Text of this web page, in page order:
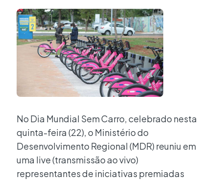
No Dia Mundial Sem Carro, celebrado nesta
quinta-feira (22), o Ministério do
Desenvolvimento Regional (MDR) reuniu em
uma live (transmissão ao vivo)
representantes de iniciativas premiadas